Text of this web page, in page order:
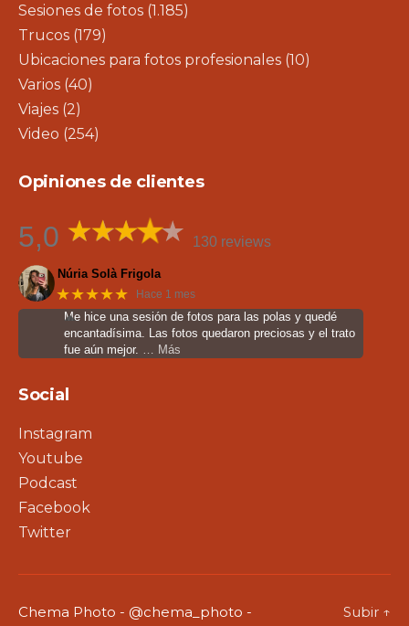
Sesiones de fotos (1.185)
Trucos (179)
Ubicaciones para fotos profesionales (10)
Varios (40)
Viajes (2)
Video (254)
Opiniones de clientes
5,0 130 reviews
Núria Solà Frigola
★★★★★ Hace 1 mes
Me hice una sesión de fotos para las polas y quedé
encantadísima. Las fotos quedaron preciosas y el trato
fue aún mejor.
… Más
Social
Instagram
Youtube
Podcast
Facebook
Twitter
Chema Photo - @chema_photo -
Subir ↑